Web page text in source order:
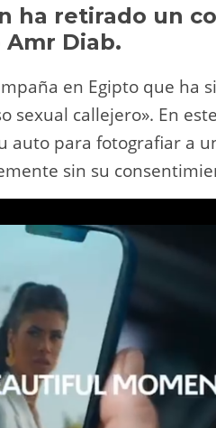
Li
n
k
ar
tir
ha retirado un
Diab.
en Egipto que ha
sexual callejero». En
auto para fotografiar a
sin su